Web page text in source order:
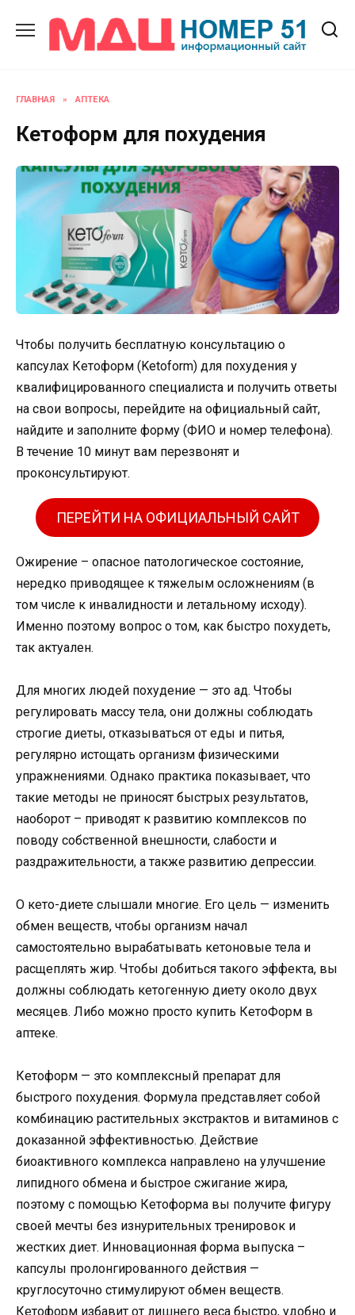
содержанию
ГЛАВНАЯ » АПТЕКА
Кетоформ для похудения
Чтобы получить бесплатную консультацию о
капсулах Кетоформ (Ketoform) для похудения у
квалифицированного специалиста и получить ответы
на свои вопросы, перейдите на официальный сайт,
найдите и заполните форму (ФИО и номер телефона).
В течение 10 минут вам перезвонят и
проконсультируют.
ПЕРЕЙТИ НА ОФИЦИАЛЬНЫЙ САЙТ
Ожирение – опасное патологическое состояние,
нередко приводящее к тяжелым осложнениям (в
том числе к инвалидности и летальному исходу).
Именно поэтому вопрос о том, как быстро похудеть,
так актуален.
Для многих людей похудение — это ад. Чтобы
регулировать массу тела, они должны соблюдать
строгие диеты, отказываться от еды и питья,
регулярно истощать организм физическими
упражнениями. Однако практика показывает, что
такие методы не приносят быстрых результатов,
наоборот – приводят к развитию комплексов по
поводу собственной внешности, слабости и
раздражительности, а также развитию депрессии.
О кето-диете слышали многие. Его цель — изменить
обмен веществ, чтобы организм начал
самостоятельно вырабатывать кетоновые тела и
расщеплять жир. Чтобы добиться такого эффекта, вы
должны соблюдать кетогенную диету около двух
месяцев. Либо можно просто купить КетоФорм в
аптеке.
Кетоформ — это комплексный препарат для
быстрого похудения. Формула представляет собой
комбинацию растительных экстрактов и витаминов с
доказанной эффективностью. Действие
биоактивного комплекса направлено на улучшение
липидного обмена и быстрое сжигание жира,
поэтому с помощью Кетоформа вы получите фигуру
своей мечты без изнурительных тренировок и
жестких диет. Инновационная форма выпуска –
капсулы пролонгированного действия —
круглосуточно стимулируют обмен веществ.
Кетоформ избавит от лишнего веса быстро, удобно и